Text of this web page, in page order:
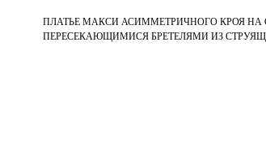
ПЛАТЬЕ МАКСИ АСИММЕТРИЧНОГО КРОЯ
ПЕРЕСЕКАЮЩИМИСЯ БРЕТЕЛЯМИ ИЗ